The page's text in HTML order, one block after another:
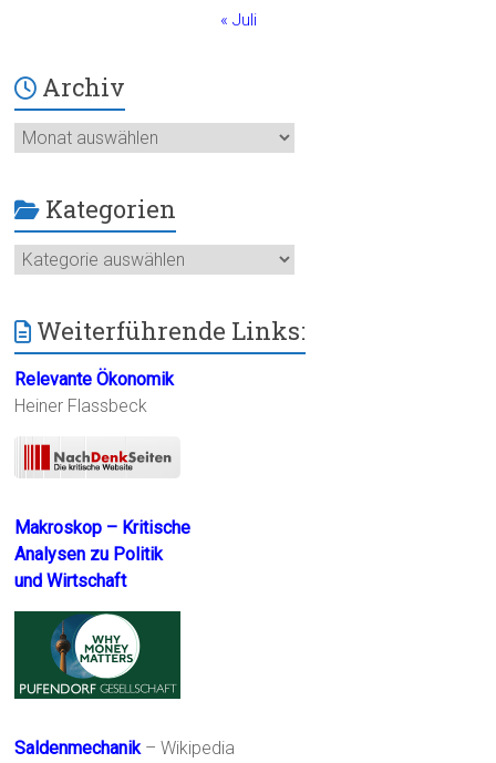
« Juli
Archiv
Archiv
Kategorien
Kategorien
Weiterführende Links:
Relevante Ökonomik
Heiner Flassbeck
Makroskop – Kritische
Analysen zu Politik
und Wirtschaft
Saldenmechanik– Wikipedia